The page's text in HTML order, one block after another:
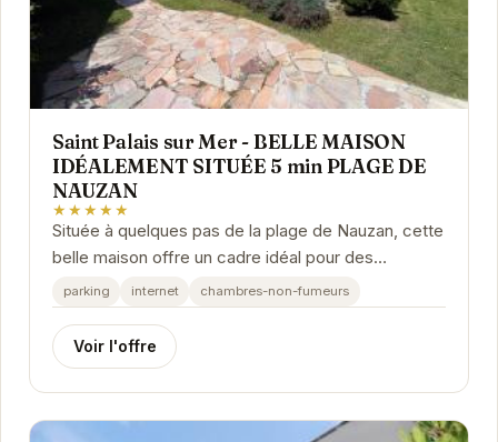
Saint Palais sur Mer - BELLE MAISON
IDÉALEMENT SITUÉE 5 min PLAGE DE
NAUZAN
★★★★★
Située à quelques pas de la plage de Nauzan, cette
belle maison offre un cadre idéal pour des
vacances en famille ou entre amis. Profitez d'un...
parking internet chambres-non-fumeurs
Voir l'offre